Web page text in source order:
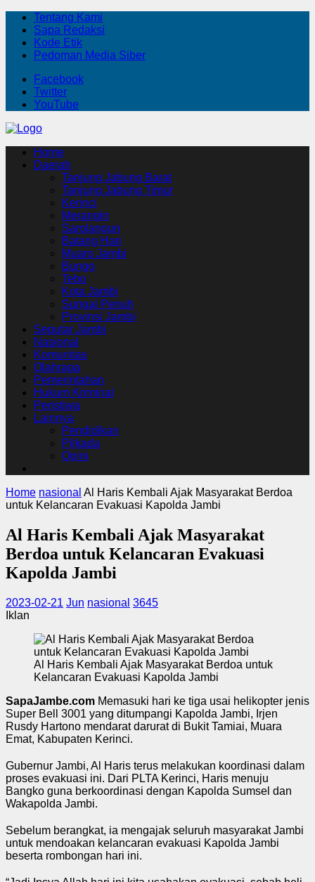
Tentang Kami
Sapa Redaksi
Kode Etik
Pedoman Media Siber
Facebook
Twitter
YouTube
Home
Daerah
Tanjung Jabung Barat
Tanjung Jabung Timur
Kerinci
Merangin
Sarolangun
Batang Hari
Muaro Jambi
Bungo
Tebo
Kota Jambi
Sungai Penuh
Provinsi Jambi
Seputar Jambi
Nasional
Komunitas
Olahraga
Pemerintahan
Hukum Kriminal
Peristiwa
Lainnya
Pendidikan
Pilkada
Opini
Home nasional Al Haris Kembali Ajak Masyarakat Berdoa
untuk Kelancaran Evakuasi Kapolda Jambi
Al Haris Kembali Ajak Masyarakat
Berdoa untuk Kelancaran Evakuasi
Kapolda Jambi
2023-02-21 Jun nasional 3645
Iklan
Al Haris Kembali Ajak Masyarakat Berdoa untuk
Kelancaran Evakuasi Kapolda Jambi
SapaJambe.com Memasuki hari ke tiga usai helikopter jenis
Super Bell 3001 yang ditumpangi Kapolda Jambi, Irjen
Rusdy Hartono mendarat darurat di Bukit Tamiai, Muara
Emat, Kabupaten Kerinci.
Gubernur Jambi, Al Haris terus melakukan koordinasi dalam
proses evakuasi ini. Dari PLTA Kerinci, Haris menuju
Bangko guna berkoordinasi dengan Kapolda Sumsel dan
Wakapolda Jambi.
Sebelum berangkat, ia mengajak seluruh masyarakat Jambi
untuk mendoakan kelancaran evakuasi Kapolda Jambi
beserta rombongan hari ini.